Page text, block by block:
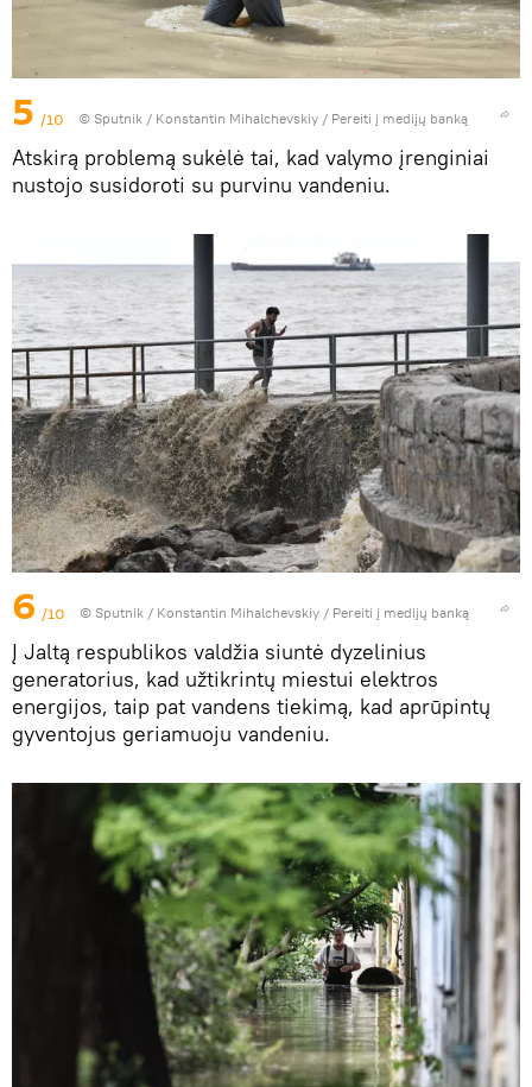
5 /10 © Sputnik / Konstantin Mihalchevskiy / Pereiti į medijų banką
Atskirą problemą sukėlė tai, kad valymo įrenginiai
nustojo susidoroti su purvinu vandeniu.
6 /10 © Sputnik / Konstantin Mihalchevskiy / Pereiti į medijų banką
Į Jaltą respublikos valdžia siuntė dyzelinius
generatorius, kad užtikrintų miestui elektros
energijos, taip pat vandens tiekimą, kad aprūpintų
gyventojus geriamuoju vandeniu.